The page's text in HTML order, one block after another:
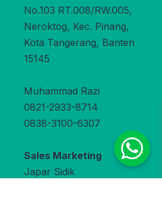
No.103 RT.008/RW.005,
Neroktog, Kec. Pinang,
Kota Tangerang, Banten
15145
Muhammad Razi
0821-2933-8714
0838-3100-6307
Sales Marketing
Japar Sidik